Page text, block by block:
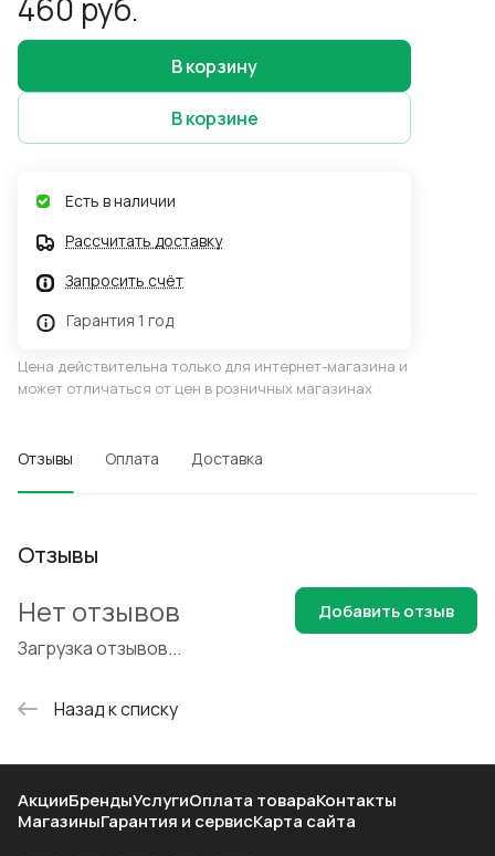
460 руб.
В корзину
В корзине
Есть в наличии
Рассчитать доставку
Запросить счёт
Гарантия 1 год
Цена действительна только для интернет-магазина и
может отличаться от цен в розничных магазинах
Отзывы Оплата Доставка
Отзывы
Загрузка отзывов...
Нет отзывов Добавить отзыв
Назад к списку
АкцииБрендыУслугиОплата товараКонтакты
МагазиныГарантия и сервисКарта сайта